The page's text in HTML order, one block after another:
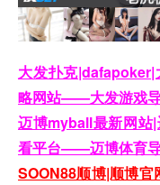
大发扑克
略网站——大发游戏
迈博myball最新网站
看平台——迈博体育
SOON88顺博|顺博